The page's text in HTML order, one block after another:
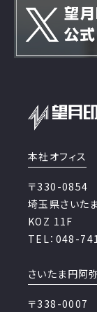
本社オフィス
〒330-0854
埼玉県さいた
KOZ 11F
TEL：048-
さいたま円阿
〒338-0007